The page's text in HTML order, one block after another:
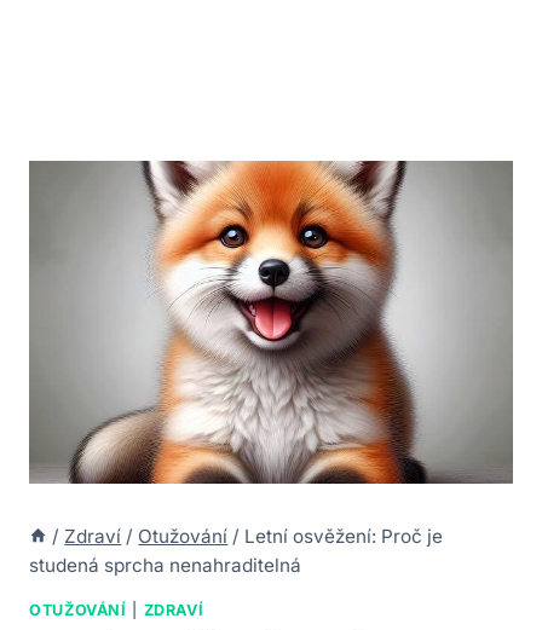
/ Zdraví / Otužování / Letní osvěžení: Proč je
studená sprcha nenahraditelná
OTUŽOVÁNÍ ZDRAVÍ